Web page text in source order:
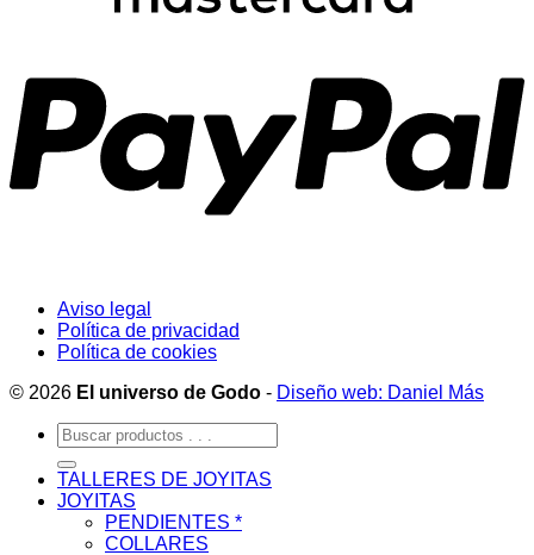
Aviso legal
Política de privacidad
Política de cookies
© 2026 El universo de Godo - Diseño web: Daniel Más
Buscar
por:
TALLERES DE JOYITAS
JOYITAS
PENDIENTES *
COLLARES